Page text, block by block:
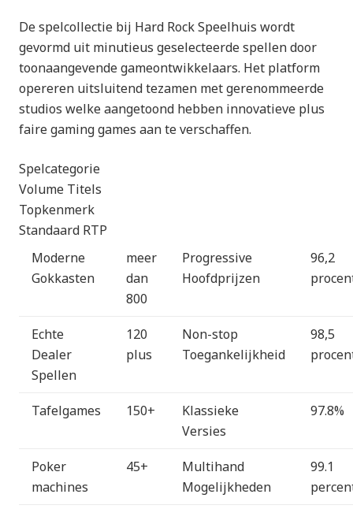
De spelcollectie bij Hard Rock Speelhuis wordt
gevormd uit minutieus geselecteerde spellen door
toonaangevende gameontwikkelaars. Het platform
opereren uitsluitend tezamen met gerenommeerde
studios welke aangetoond hebben innovatieve plus
faire gaming games aan te verschaffen.
Spelcategorie
Volume Titels
Topkenmerk
Standaard RTP
Moderne
Gokkasten
meer
dan
800
Progressive
Hoofdprijzen
96,2
Echte
Dealer
Spellen
120
plus
Non-stop
Toegankelijkheid
98,5
Tafelgames 150+
Klassieke
Versies
97.8%
Poker
machines
45+
Multihand
Mogelijkheden
99.1